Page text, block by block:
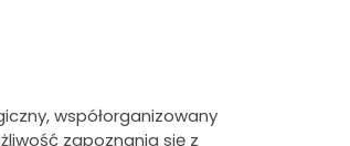
współorganizowany
zapoznania się z